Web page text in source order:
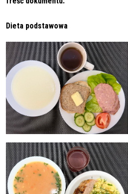
Dieta podstawowa